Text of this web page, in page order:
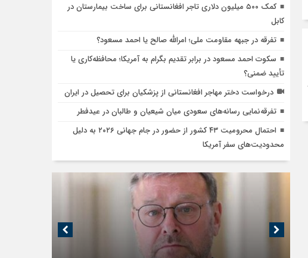
کمک ۵۰۰ میلیون دلاری تاجر افغانستانی برای ساخت بیمارستان در
کابل
تفرقه در جبهه مقاومت ملی؛ امرالله صالح یا احمد مسعود؟
سکوت احمد مسعود در برابر تقدیم بگرام به آمریکا؛ محافظه‌کاری یا
تأیید ضمنی؟
درخواست دختر مهاجر افغانستانی از پزشکیان برای تحصیل در ایران
تفرقه‌نمایی رسانه‌های سعودی میان شیعیان و طالبان در عیدفطر
احتمال محرومیت ۴۳ کشور از حضور در جام جهانی ۲۰۲۶ به دلیل
محدودیت‌های سفر آمریکا